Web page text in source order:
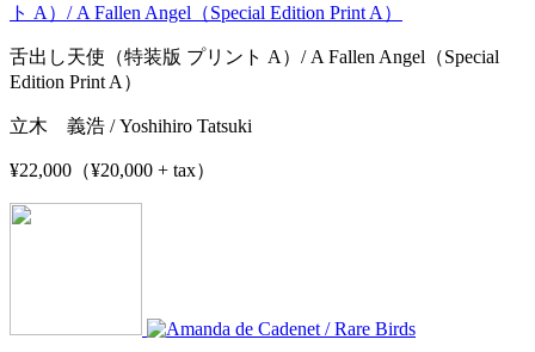
舌出し天使（特装版 プリント A）/ A Fallen Angel（Special
Edition Print A）
立木 義浩 / Yoshihiro Tatsuki
¥22,000（¥20,000 + tax）